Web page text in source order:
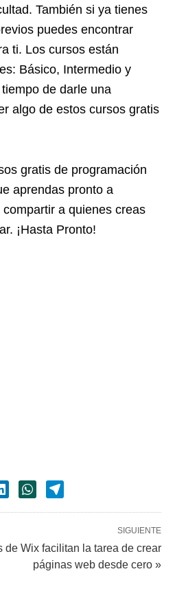
También si ya tienes
puedes encontrar
ti. Los cursos están
Básico, Intermedio y
de darle una
algo de estos cursos gratis
gratis de programación
aprendas pronto a
a quienes creas
¡Hasta Pronto!
SIGUIENTE
de Wix facilitan la tarea de crear
páginas web desde cero »